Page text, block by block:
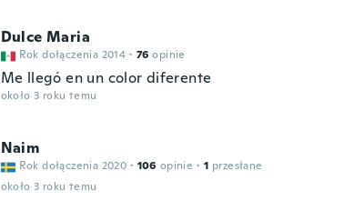
Dulce Maria
Rok dołączenia 2014 · 76 opinie
Me llegó en un color diferente
około 3 roku temu
Naim
Rok dołączenia 2020 · 106 opinie · 1 przesłane
około 3 roku temu